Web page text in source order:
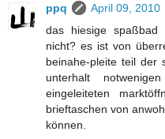
ppq
April 09, 2010
das hiesige
nicht? es ist von
beinahe-pleite teil der
unterhalt
eingeleiteten
brieftaschen von
können.